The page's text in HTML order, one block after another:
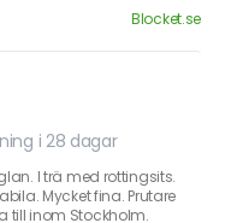
Blocket.se
i 28 dagar
I trä med rottingsits.
Mycket fina. Prutare
till inom Stockholm.